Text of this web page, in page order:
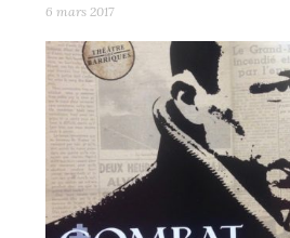
6 mars 2017